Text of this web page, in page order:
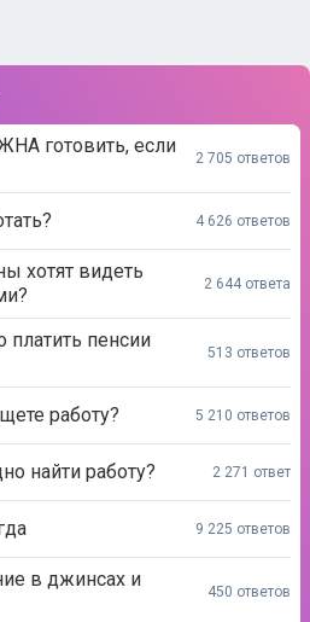
готовить, если
2 705 ответов
4 626 ответов
хотят видеть
2 644 ответа
платить пенсии
513 ответов
работу? 5 210 ответов
найти работу? 2 271 ответ
9 225 ответов
в джинсах и
450 ответов